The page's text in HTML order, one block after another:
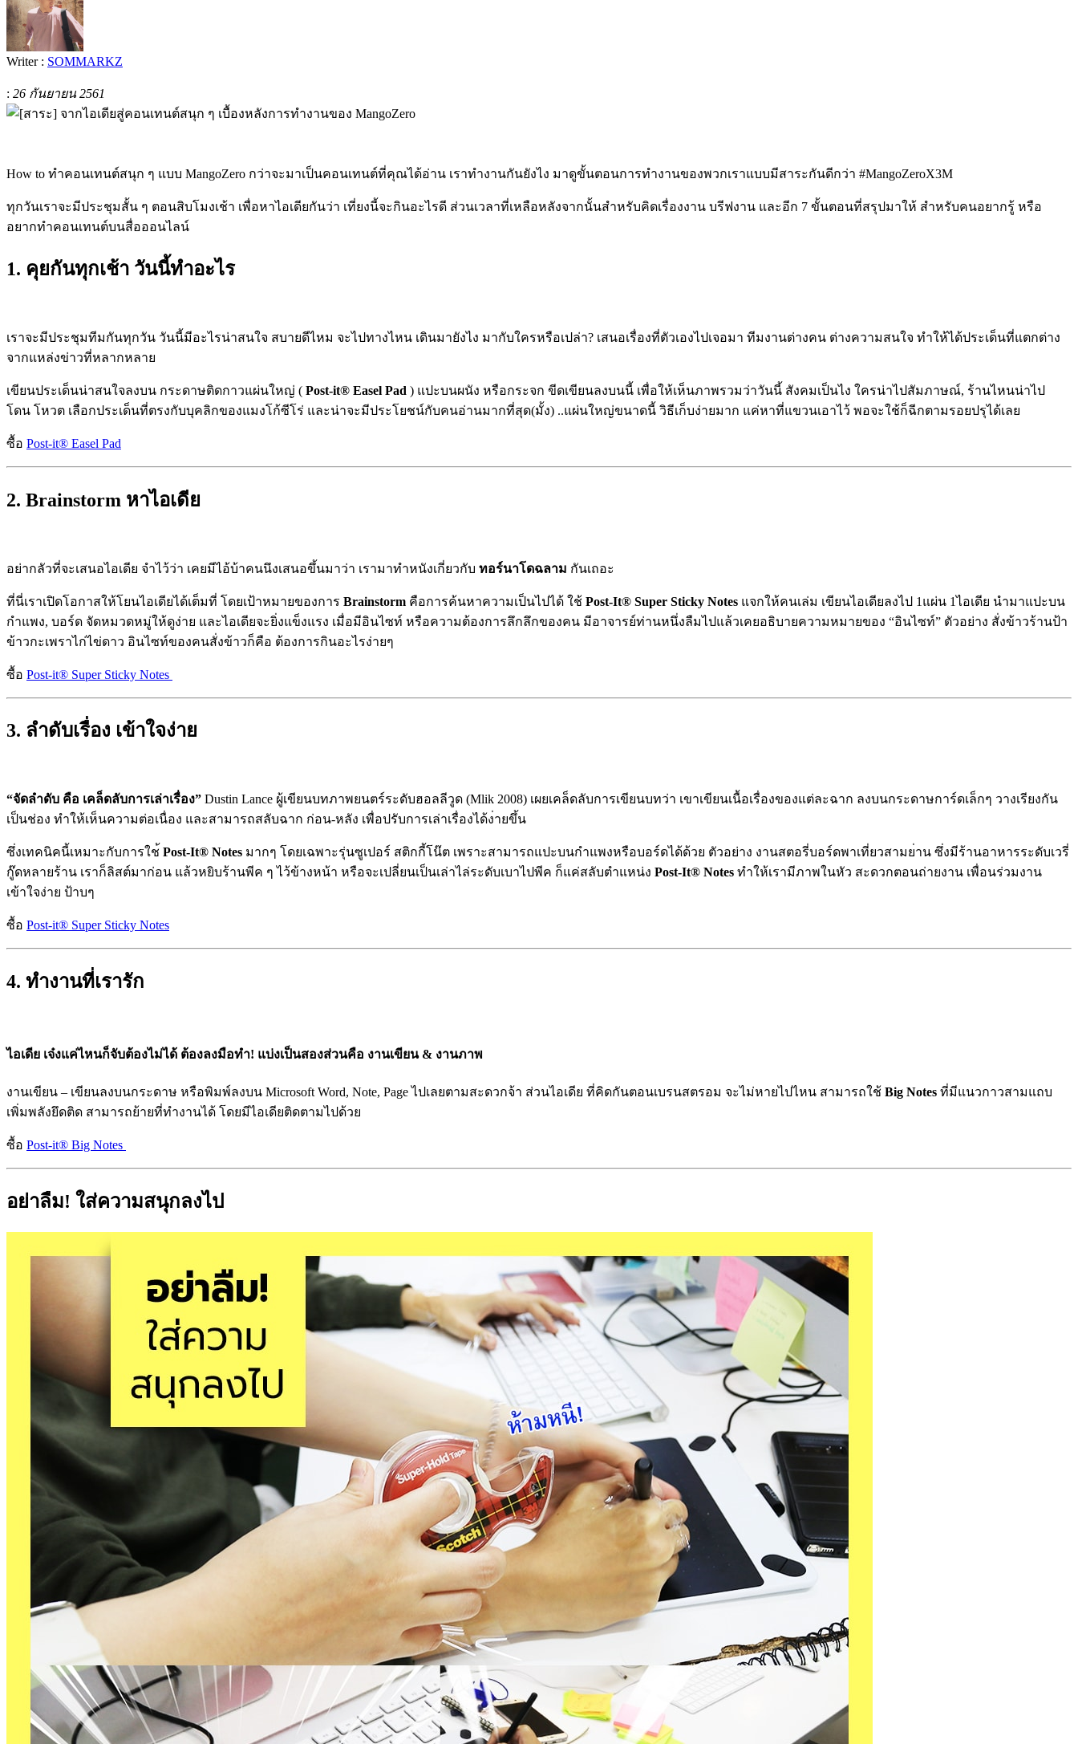
Writer : SOMMARKZ
: 26 กันยายน 2561
How to ทำคอนเทนต์สนุก ๆ แบบ MangoZero กว่าจะมาเป็นคอนเทนต์ที่คุณได้อ่าน เราทำงานกันยังไง มาดูขั้นตอนการทำงานของพวกเราแบบมีสาระกันดีกว่า #MangoZeroX3M
ทุกวันเราจะมีประชุมสั้น ๆ ตอนสิบโมงเช้า เพื่อหาไอเดียกันว่า เที่ยงนี้จะกินอะไรดี ส่วนเวลาที่เหลือหลังจากนั้นสำหรับคิดเรื่องงาน บรีฟงาน และอีก 7 ขั้นตอนที่สรุปมาให้ สำหรับคนอยากรู้ หรือ
อยากทำคอนเทนต์บนสื่อออนไลน์
1. คุยกันทุกเช้า วันนี้ทำอะไร
เราจะมีประชุมทีมกันทุกวัน วันนี้มีอะไรน่าสนใจ สบายดีไหม จะไปทางไหน เดินมายังไง มากับใครหรือเปล่า? เสนอเรื่องที่ตัวเองไปเจอมา ทีมงานต่างคน ต่างความสนใจ ทำให้ได้ประเด็นที่แตกต่าง
จากแหล่งข่าวที่หลากหลาย
เขียนประเด็นน่าสนใจลงบน กระดาษติดกาวแผ่นใหญ่ ( Post-it® Easel Pad ) แปะบนผนัง หรือกระจก ขีดเขียนลงบนนี้ เพื่อให้เห็นภาพรวมว่าวันนี ้ สังคมเป็นไง ใครน่าไปสัมภาษณ์, ร้านไหนน่าไป
โดน โหวต เลือกประเด็นที่ตรงกับบุคลิกของแมงโก้ซีโร่ และน่าจะมีประโยชน์กับคนอ่านมากที่สุด(มั้ง) ..แผ่นใหญ่ขนาดนี้ วิธีเก็บง่ายมาก แค่หาที่แขวนเอาไว้ พอจะใช้ก็ฉีกตามรอยปรุได้เลย
ซื้อ Post-it® Easel Pad
2. Brainstorm หาไอเดีย
อย่ากลัวที่จะเสนอไอเดีย จำไว้ว่า เคยมีไอ้บ้าคนนึงเสนอขึ้นมาว่า เรามาทำหนังเกี่ยวกับ ทอร์นาโดฉลาม กันเถอะ
ที่นี่เราเปิดโอกาสให้โยนไอเดียได้เต็มที่ โดยเป้าหมายของการ Brainstorm คือการค้นหาความเป็นไปได้ ใช้ Post-It® Super Sticky Notes แจกให้คนเล่ม เขียนไอเดียลงไป 1แผ่น 1ไอเดีย นำมาแปะบน
กำแพง, บอร์ด จัดหมวดหมู่ให้ดูง่าย และไอเดียจะยิ่งแข็งแรง เมื่อมีอินไซท์ หรือความต้องการลึกลึกของคน มีอาจารย์ท่านหนึ่งลืมไปแล้วเคยอธิบายความหมายของ “อินไซท์” ตัวอย่าง สั่งข้าวร้านป้า
ข้าวกะเพราไก่ไข่ดาว อินไซท์ของคนสั่งข้าวก็คือ ต้องการกินอะไรง่ายๆ
ซื้อ Post-it® Super Sticky Notes
3. ลำดับเรื่อง เข้าใจง่าย
“จัดลำดับ คือ เคล็ดลับการเล่าเรื่อง” Dustin Lance ผู้เขียนบทภาพยนตร์ระดับฮอลลีวูด (Mlik 2008) เผยเคล็ดลับการเขียนบทว่า เขาเขียนเนื้อเรื่องของแต่ละฉาก ลงบนกระดาษการ์ดเล็กๆ วางเรียงกัน
เป็นช่อง ทำให้เห็นความต่อเนื่อง และสามารถสลับฉาก ก่อน-หลัง เพื่อปรับการเล่าเรื่องได้ง่ายขึ้น
ซึ่งเทคนิคนี้เหมาะกับการใช Post-It® Notes มากๆ โดยเฉพาะรุ่นซูเปอร์ สติกกี้โน๊ต เพราะสามารถแปะบนกำแพงหรือบอร์ดได้ด้วย ตัวอย่าง งานสตอรี่บอร์ดพาเที่ยวสามย่าน ซึ่งมีร้านอาหารระดับเวรี่
กู๊ดหลายร้าน เราก็ลิสต์มาก่อน แล้วหยิบร้านพีค ๆ ไว้ข้างหน้า หรือจะเปลี่ยนเป็นเล่าไล่ระดับเบาไปพีค ก็แค่สลับตำแหน่ง Post-It® Notes ทำให้เรามีภาพในหัว สะดวกตอนถ่ายงาน เพื่อนร่วมงาน
เข้าใจง่าย ป้าบๆ
ซื้อ Post-it® Super Sticky Notes
4. ทำงานที่เรารัก
ไอเดีย เจ๋งแค่ไหนก็จับต้องไม่ได้ ต้องลงมือทำ! แบ่งเป็นสองส่วนคือ งานเขียน & งานภาพ
งานเขียน – เขียนลงบนกระดาษ หรือพิมพ์ลงบน Microsoft Word, Note, Page ไปเลยตามสะดวกจ้า ส่วนไอเดีย ที่คิดกันตอนเบรนสตรอม จะไม่หายไปไหน สามารถใช้ Big Notes ที่มีแนวกาวสามแถบ
เพิ่มพลังยึดติด สามารถย้ายที่ทำงานได้ โดยมีไอเดียติดตามไปด้วย
ซื้อ Post-it® Big Notes
อย่าลืม! ใส่ความสนุกลงไป